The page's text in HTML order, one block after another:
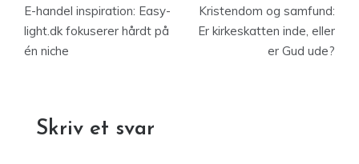
E-handel inspiration: Easy-
light.dk fokuserer hårdt på
én niche
Kristendom og samfund:
Er kirkeskatten inde, eller
er Gud ude?
Skriv et svar